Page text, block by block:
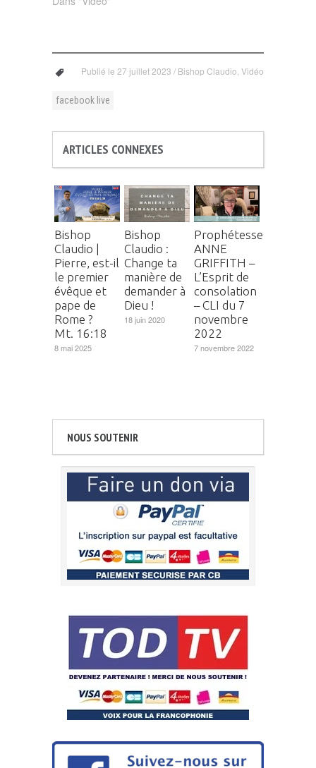
Publié le 27 juillet 2023 / Bishop Claudio Vidéo
facebook live
ARTICLES CONNEXES
Bishop
Claudio |
Pierre, est-il
le premier
évêque et
pape de
Rome ?
Mt. 16:18
8 mai 2025
Bishop
Claudio :
Change ta
manière de
demander à
Dieu !
18 juin 2020
Prophétesse
ANNE
GRIFFITH –
L’Esprit de
consolation
– CLI du 7
novembre
2022
7 novembre 2022
NOUS SOUTENIR